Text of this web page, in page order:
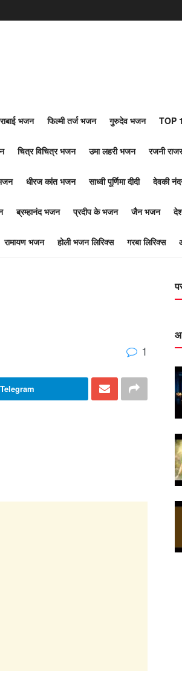
भजन फिल्मी तर्ज भजन गुरुदेव भजन TOP
चित्र विचित्र भजन उमा लहरी भजन रजनी
धीरज कांत भजन साध्वी पूर्णिमा दीदी देवकी
ब्रम्हानंद भजन प्रदीप के भजन जैन भजन
रामायण भजन होली भजन लिरिक्स गरबा लिरिक्स
1